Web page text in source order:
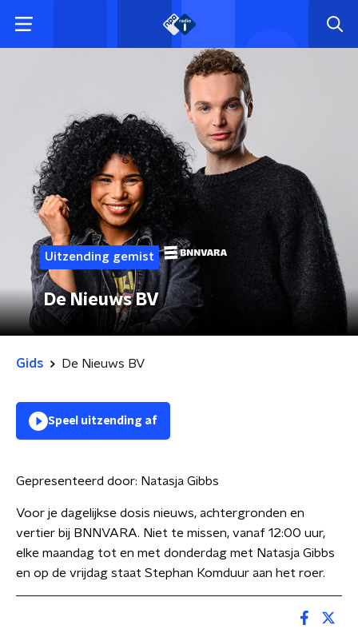
Uitzending gemist
De Nieuws BV
Gids De Nieuws BV
Speel uitzending af
Gepresenteerd door: Natasja Gibbs
Voor je dagelijkse dosis nieuws, achtergronden en
vertier bij BNNVARA. Niet te missen, vanaf 12:00 uur,
elke maandag tot en met donderdag met Natasja Gibbs
en op de vrijdag staat Stephan Komduur aan het roer.